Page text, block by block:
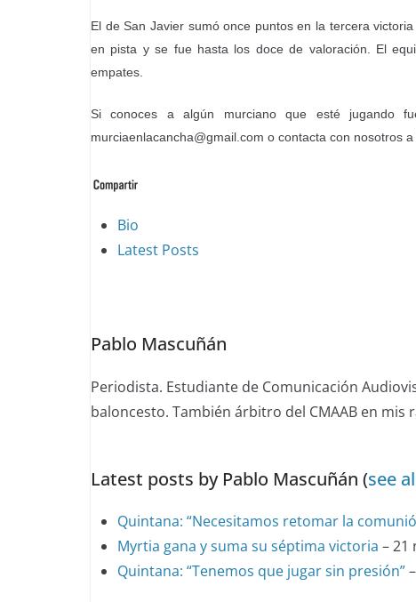
El de San Javier sumó once puntos en la tercera
en pista y se fue hasta los doce de valoración. El
empates.
Si conoces a algún murciano que esté jugando
murciaenlacancha@gmail.com o contacta con nosotros
The
following
content
Bio
Latest Posts
Pablo Mascuñán
Periodista. Estudiante de Comunicación
baloncesto. También árbitro del CMAAB en mis
Latest posts by Pablo Mascuñán (see
Quintana: “Necesitamos retomar la
Myrtia gana y suma su séptima victoria – 21
Quintana: “Tenemos que jugar sin presión”